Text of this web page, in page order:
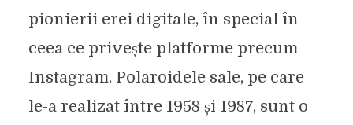
pionierii erei digitale, în special în
ceea ce privește platforme precum
Instagram. Polaroidele sale, pe care
le-a realizat între 1958 și 1987, sunt o